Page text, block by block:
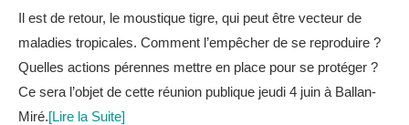
Il est de retour, le moustique tigre, qui peut être vecteur de
maladies tropicales. Comment l’empêcher de se reproduire ?
Quelles actions pérennes mettre en place pour se protéger ?
Ce sera l’objet de cette réunion publique jeudi 4 juin à Ballan-
Miré.[Lire la Suite]